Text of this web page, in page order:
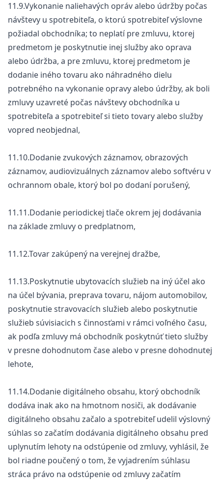
11.9.Vykonanie naliehavých opráv alebo údržby počas
návštevy u spotrebiteľa, o ktorú spotrebiteľ výslovne
požiadal obchodníka; to neplatí pre zmluvu, ktorej
predmetom je poskytnutie inej služby ako oprava
alebo údržba, a pre zmluvu, ktorej predmetom je
dodanie iného tovaru ako náhradného dielu
potrebného na vykonanie opravy alebo údržby, ak boli
zmluvy uzavreté počas návštevy obchodníka u
spotrebiteľa a spotrebiteľ si tieto tovary alebo služby
vopred neobjednal,
11.10.Dodanie zvukových záznamov, obrazových
záznamov, audiovizuálnych záznamov alebo softvéru v
ochrannom obale, ktorý bol po dodaní porušený,
11.11.Dodanie periodickej tlače okrem jej dodávania
na základe zmluvy o predplatnom,
11.12.Tovar zakúpený na verejnej dražbe,
11.13.Poskytnutie ubytovacích služieb na iný účel ako
na účel bývania, preprava tovaru, nájom automobilov,
poskytnutie stravovacích služieb alebo poskytnutie
služieb súvisiacich s činnosťami v rámci voľného času,
ak podľa zmluvy má obchodník poskytnúť tieto služby
v presne dohodnutom čase alebo v presne dohodnutej
lehote,
11.14.Dodanie digitálneho obsahu, ktorý obchodník
dodáva inak ako na hmotnom nosiči, ak dodávanie
digitálneho obsahu začalo a spotrebiteľ udelil výslovný
súhlas so začatím dodávania digitálneho obsahu pred
uplynutím lehoty na odstúpenie od zmluvy, vyhlásil, že
bol riadne poučený o tom, že vyjadrením súhlasu
stráca právo na odstúpenie od zmluvy začatím